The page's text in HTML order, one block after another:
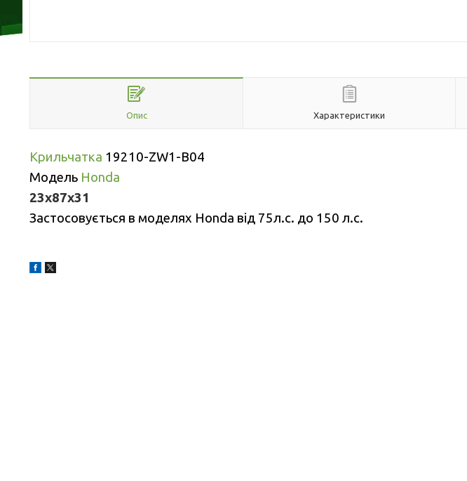
Опис Характеристики
Крильчатка 19210-ZW1-B04
Модель Honda
23x87x31
Застосовується в моделях Honda від 75л.с. до 150 л.с.